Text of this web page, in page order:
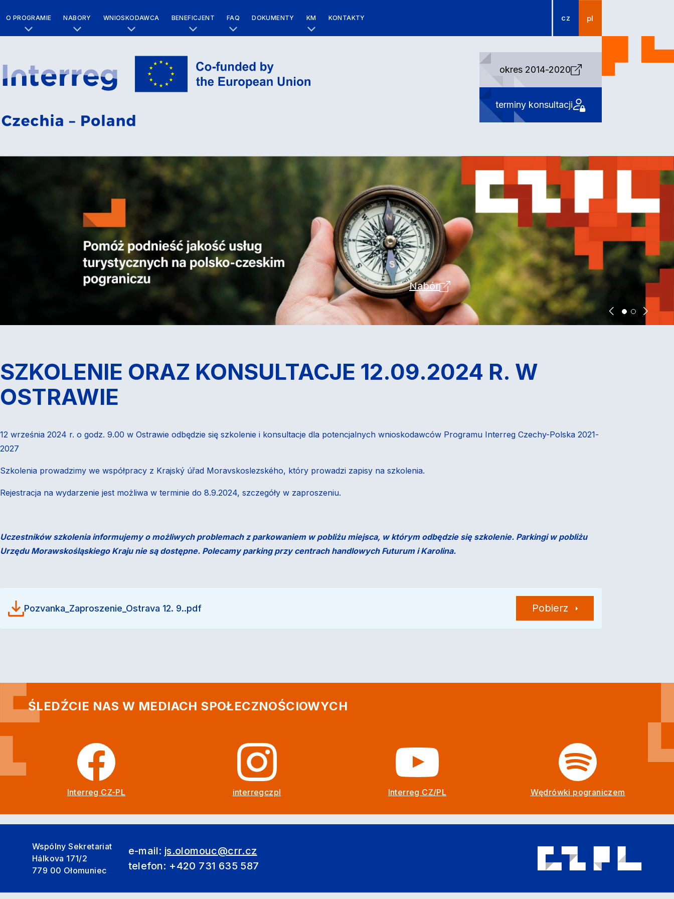
O PROGRAMIE NABORY WNIOSKODAWCA BENEFICJENT FAQ DOKUMENTY KM KONTAKTY cz pl
okres 2014-2020
terminy konsultacji
Nabór
SZKOLENIE ORAZ KONSULTACJE 12.09.2024 R. W
OSTRAWIE
12 września 2024 r. o godz. 9.00 w Ostrawie odbędzie się szkolenie i konsultacje dla potencjalnych wnioskodawców Programu Interreg Czechy-Polska 2021-
2027
Szkolenia prowadzimy we współpracy z Krajský úřad Moravskoslezského, który prowadzi zapisy na szkolenia.
Rejestracja na wydarzenie jest możliwa w terminie do 8.9.2024, szczegóły w zaproszeniu.
Uczestników szkolenia informujemy o możliwych problemach z parkowaniem w pobliżu miejsca, w którym odbędzie się szkolenie. Parkingi w pobliżu
Urzędu Morawskośląskiego Kraju nie są dostępne. Polecamy parking przy centrach handlowych Futurum i Karolina.
Pozvanka_Zaproszenie_Ostrava 12. 9..pdf Pobierz
ŚLEDŹCIE NAS W MEDIACH SPOŁECZNOŚCIOWYCH
Interreg CZ-PL interregczpl Interreg CZ/PL Wędrówki pograniczem
Wspólny Sekretariat
Hálkova 171/2
779 00 Ołomuniec
e-mail: js.olomouc@crr.cz
telefon: +420 731 635 587